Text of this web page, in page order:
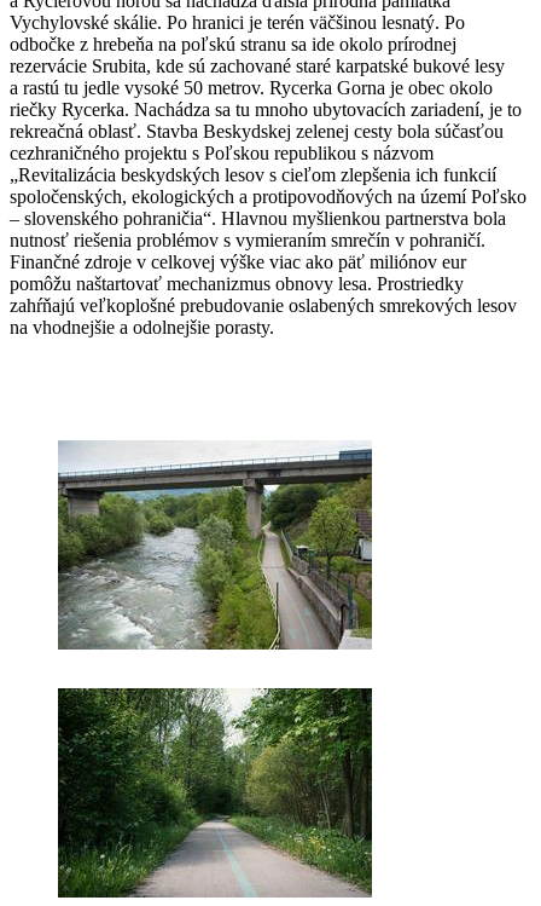
Vychylovské skálie. Po hranici je terén väčšinou lesnatý. Po
odbočke z hrebeňa na poľskú stranu sa ide okolo prírodnej
rezervácie Srubita, kde sú zachované staré karpatské bukové lesy
a rastú tu jedle vysoké 50 metrov. Rycerka Gorna je obec okolo
riečky Rycerka. Nachádza sa tu mnoho ubytovacích zariadení, je to
rekreačná oblasť. Stavba Beskydskej zelenej cesty bola súčasťou
cezhraničného projektu s Poľskou republikou s názvom
„Revitalizácia beskydských lesov s cieľom zlepšenia ich funkcií
spoločenských, ekologických a protipovodňových na území Poľsko
– slovenského pohraničia“. Hlavnou myšlienkou partnerstva bola
nutnosť riešenia problémov s vymieraním smrečín v pohraničí.
Finančné zdroje v celkovej výške viac ako päť miliónov eur
pomôžu naštartovať mechanizmus obnovy lesa. Prostriedky
zahŕňajú veľkoplošné prebudovanie oslabených smrekových lesov
na vhodnejšie a odolnejšie porasty.